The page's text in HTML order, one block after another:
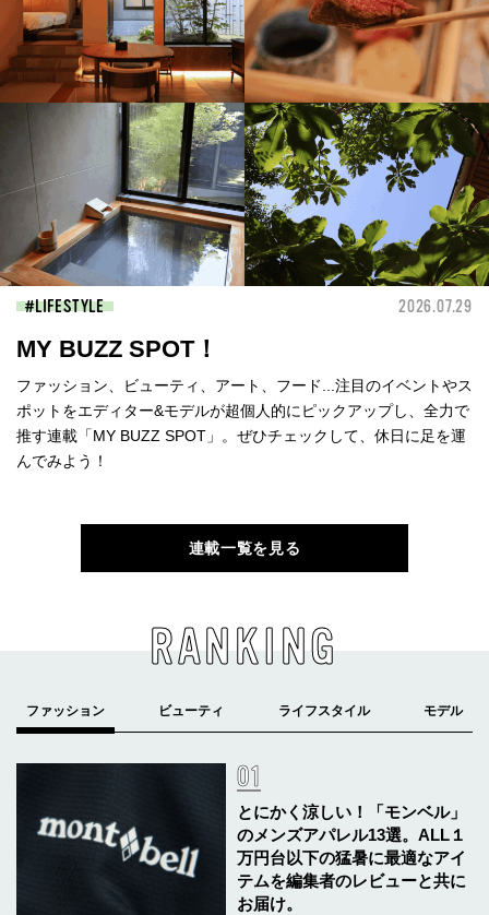
LIFESTYLE 2026.07.29
MY BUZZ SPOT！
ファッション、ビューティ、アート、フード...注目のイベントやス
ポットをエディター&モデルが超個人的にピックアップし、全力で
推す連載「MY BUZZ SPOT」。ぜひチェックして、休日に足を運
んでみよう！
連載一覧を見る
RANKING
とにかく涼しい！「モンベル」
のメンズアパレル13選。ALL１
万円台以下の猛暑に最適なアイ
テムを編集者のレビューと共に
お届け。